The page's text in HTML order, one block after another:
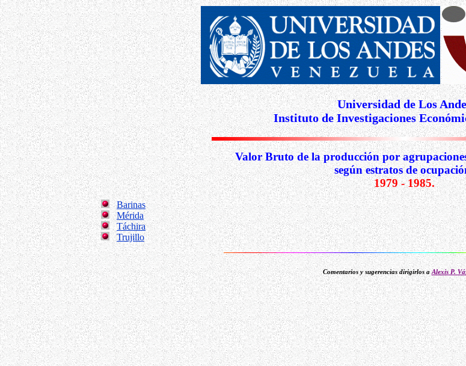
Universidad de Los
Instituto de Investigaciones
Valor Bruto de la producción por
según estratos de
1979 - 1985.
Barinas
Mérida
Táchira
Trujillo
Comentarios y sugerencias dirigirlos aAlexis P.